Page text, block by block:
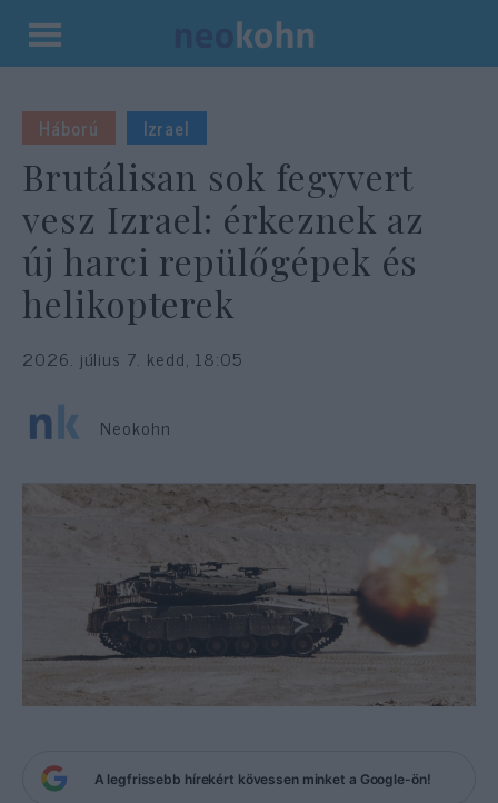
Kilépés
tartalomba
Háború Izrael
Brutálisan sok fegyvert
vesz Izrael: érkeznek az
új harci repülőgépek és
helikopterek
2026. július 7. kedd, 18:05
Neokohn
A legfrissebb hírekért kövessen minket a Google-ön!